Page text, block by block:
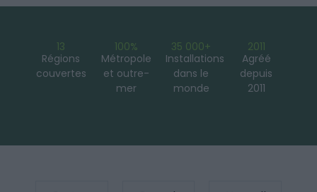
13
Régions
couvertes
100%
Métropole
et outre-
mer
35 000+
Installations
dans le
monde
2011
Agréé
depuis
2011